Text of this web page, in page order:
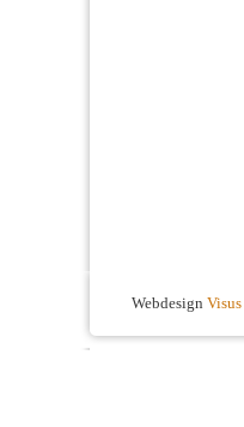
Webdesign Visus